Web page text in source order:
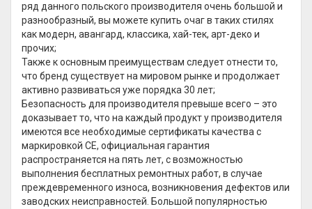
ряд данного польского производителя очень большой и
разнообразный, вы можете купить очаг в таких стилях
как модерн, авангард, классика, хай-тек, арт-деко и
прочих;
Также к основным преимуществам следует отнести то,
что бренд существует на мировом рынке и продолжает
активно развиваться уже порядка 30 лет;
Безопасность для производителя превыше всего – это
доказывает то, что на каждый продукт у производителя
имеются все необходимые сертификаты качества с
маркировкой CE, официальная гарантия
распространяется на пять лет, с возможностью
выполнения бесплатных ремонтных работ, в случае
преждевременного износа, возникновения дефектов или
заводских неисправностей. Большой популярностью